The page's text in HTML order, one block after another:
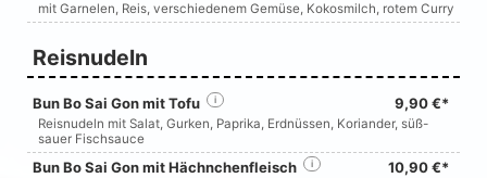
mit Garnelen, Reis, verschiedenem Gemüse, Kokosmilch, rotem Curry
Reisnudeln
Bun Bo Sai Gon mit Tofu 9,90 €*
i
Reisnudeln mit Salat, Gurken, Paprika, Erdnüssen, Koriander, süß-
sauer Fischsauce
Bun Bo Sai Gon mit Hächnchenfleisch 10,90 €*
i